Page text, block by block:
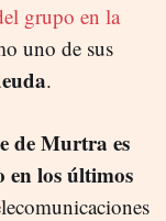
grupo en la
uno de sus
.
de Murtra es
en los últimos